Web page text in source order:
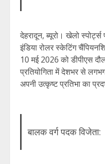
देहरादून, ब्यूरो। खेलो
इंडिया रोलर स्केटिंग
10 मई 2026 को डीपीएस
प्रतियोगिता में देशभर से
अपनी उत्कृष्ट प्रतिभा का
बालक वर्ग पदक विजेता: